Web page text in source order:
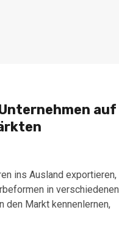
auf
ins Ausland exportieren,
in verschiedenen
den Markt kennenlernen,